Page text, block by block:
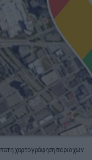
χαρτογράφηση περιοχών